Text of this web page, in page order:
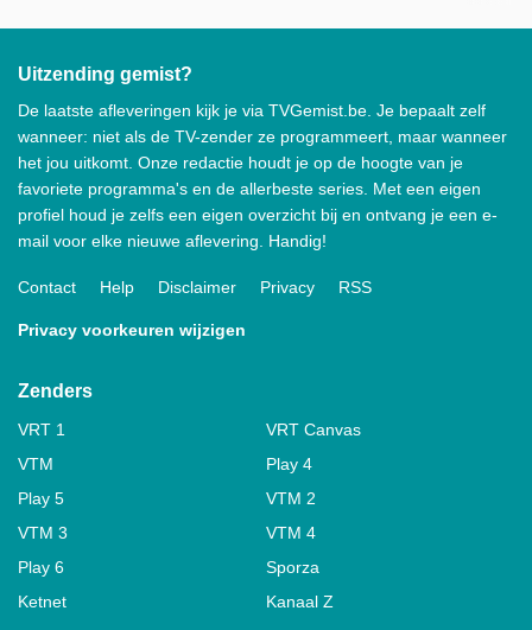
Uitzending gemist?
De laatste afleveringen kijk je via TVGemist.be. Je bepaalt zelf
wanneer: niet als de TV-zender ze programmeert, maar wanneer
het jou uitkomt. Onze redactie houdt je op de hoogte van je
favoriete programma's en de allerbeste series. Met een eigen
profiel houd je zelfs een eigen overzicht bij en ontvang je een e-
mail voor elke nieuwe aflevering. Handig!
Contact Help Disclaimer Privacy RSS
Privacy voorkeuren wijzigen
Zenders
VRT 1
VRT Canvas
VTM
Play 4
Play 5
VTM 2
VTM 3
VTM 4
Play 6
Sporza
Ketnet
Kanaal Z